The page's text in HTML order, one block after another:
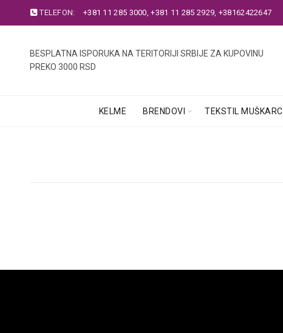
TELEFON: +381 11 285 3000,+381 11 285 2929, +38162422647
BESPLATNA ISPORUKA NA TERITORIJI SRBIJE ZA KUPOVINU
PREKO 3000 RSD
KELME BRENDOVI TEKSTIL MUŠKARCI